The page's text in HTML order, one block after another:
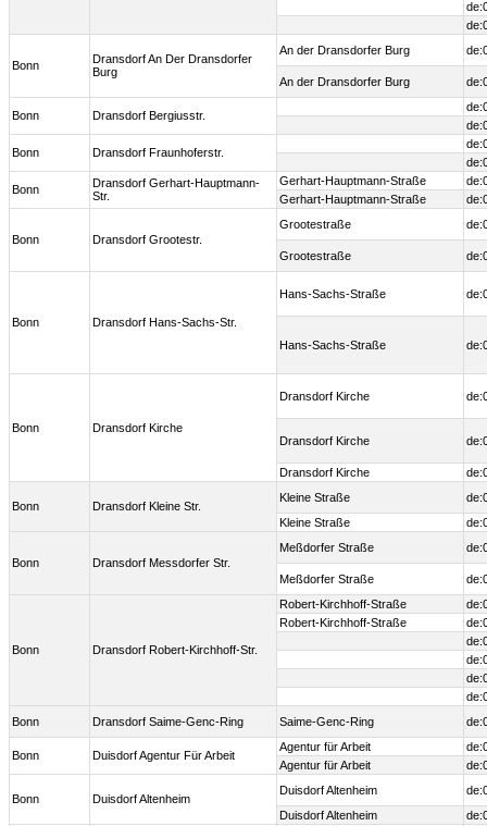
Bonn
Dransdorf An Der Dransdorfer
Burg
An der Dransdorfer Burg
An der Dransdorfer Burg
Bonn Dransdorf Bergiusstr.
Bonn Dransdorf Fraunhoferstr.
Bonn
Dransdorf Gerhart-Hauptmann-
Str.
Gerhart-Hauptmann-Straße
Gerhart-Hauptmann-Straße
Bonn Dransdorf Grootestr.
Grootestraße
Grootestraße
Bonn Dransdorf Hans-Sachs-Str.
Hans-Sachs-Straße
Hans-Sachs-Straße
Bonn Dransdorf Kirche
Dransdorf Kirche
Dransdorf Kirche
Dransdorf Kirche
Bonn Dransdorf Kleine Str.
Kleine Straße
Kleine Straße
Bonn Dransdorf Messdorfer Str.
Meßdorfer Straße
Meßdorfer Straße
Bonn Dransdorf Robert-Kirchhoff-Str.
Robert-Kirchhoff-Straße
Robert-Kirchhoff-Straße
Bonn
Dransdorf Saime-Genc-Ring Saime-Genc-Ring
Bonn Duisdorf Agentur Für Arbeit
Agentur für Arbeit
Agentur für Arbeit
Bonn Duisdorf Altenheim
Duisdorf Altenheim
Duisdorf Altenheim